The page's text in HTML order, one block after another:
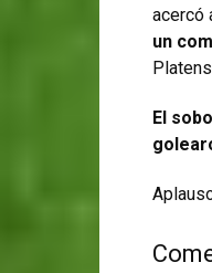
acercó
un
El